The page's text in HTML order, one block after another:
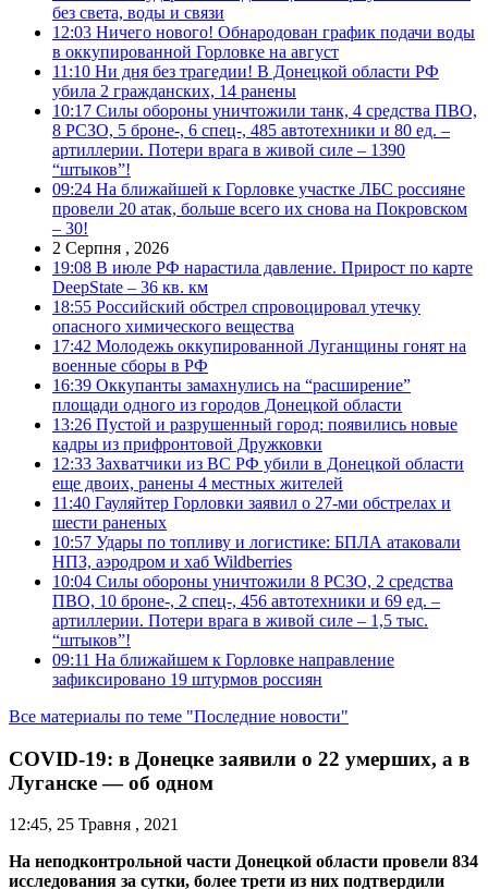
без света, воды и связи
12:03 Ничего нового! Обнародован график подачи воды
в оккупированной Горловке на август
11:10 Ни дня без трагедии! В Донецкой области РФ
убила 2 гражданских, 14 ранены
10:17 Силы обороны уничтожили танк, 4 средства ПВО,
8 РСЗО, 5 броне-, 6 спец-, 485 автотехники и 80 ед. –
артиллерии. Потери врага в живой силе – 1390
“штыков”!
09:24 На ближайшей к Горловке участке ЛБС россияне
провели 20 атак, больше всего их снова на Покровском
– 30!
2 Серпня , 2026
19:08 В июле РФ нарастила давление. Прирост по карте
DeepState – 36 кв. км
18:55 Российский обстрел спровоцировал утечку
опасного химического вещества
17:42 Молодежь оккупированной Луганщины гонят на
военные сборы в РФ
16:39 Оккупанты замахнулись на “расширение”
площади одного из городов Донецкой области
13:26 Пустой и разрушенный город: появились новые
кадры из прифронтовой Дружковки
12:33 Захватчики из ВС РФ убили в Донецкой области
еще двоих, ранены 4 местных жителей
11:40 Гауляйтер Горловки заявил о 27-ми обстрелах и
шести раненых
10:57 Удары по топливу и логистике: БПЛА атаковали
НПЗ, аэродром и хаб Wildberries
10:04 Силы обороны уничтожили 8 РСЗО, 2 средства
ПВО, 10 броне-, 2 спец-, 456 автотехники и 69 ед. –
артиллерии. Потери врага в живой силе – 1,5 тыс.
“штыков”!
09:11 На ближайшем к Горловке направление
зафиксировано 19 штурмов россиян
Все материалы по теме "Последние новости"
COVID-19: в Донецке заявили о 22 умерших, а в
Луганске — об одном
12:45, 25 Травня , 2021
На неподконтрольной части Донецкой области провели 834
исследования за сутки, более трети из них подтвердили